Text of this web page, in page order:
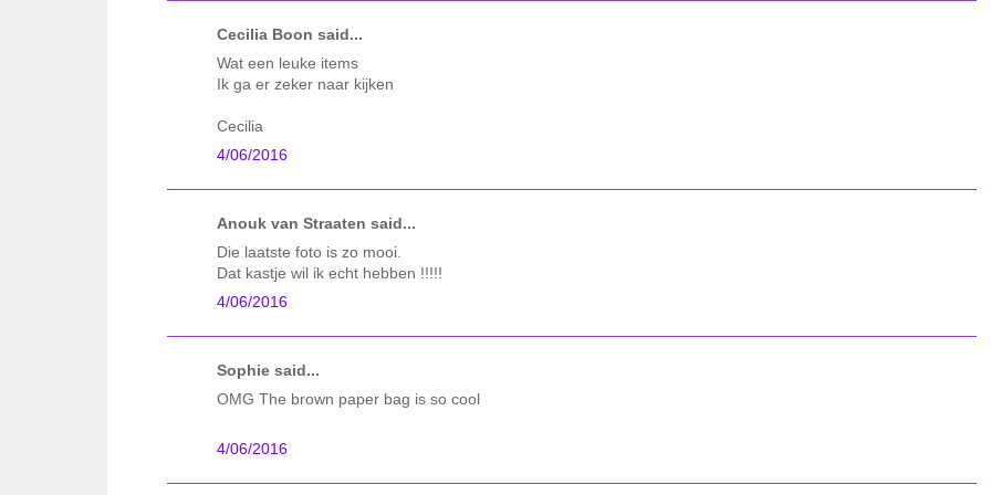
Cecilia Boon said...
Wat een leuke items
Ik ga er zeker naar kijken
Cecilia
4/06/2016
Anouk van Straaten said...
Die laatste foto is zo mooi.
Dat kastje wil ik echt hebben !!!!!
4/06/2016
Sophie said...
OMG The brown paper bag is so cool
4/06/2016